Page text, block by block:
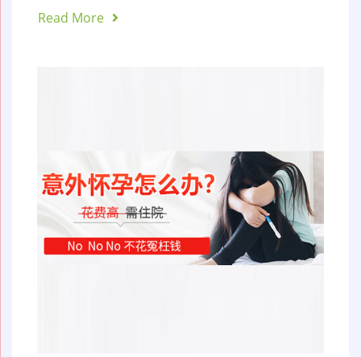
Read More